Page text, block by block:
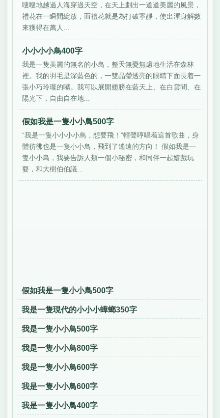
嗖嗖地越過人海穿過天空，在天上劃出一道道美麗的風景，
禮花在一瞬間綻放，而禮花就是為打破寧靜，使出渾身解數
來獲得在萬人...
小小小小鳥400字
我是一隻美麗的無名的小鳥，整天無憂無慮地生活在森林
裡。我的羽毛是深藍色的，一雙晶瑩透亮的眼睛下面長着一
張小巧玲瓏的嘴。我可以展開翅膀在藍天上、在白雲間、在
陽光下，自由自在地...
假如我是一隻小小鳥500字
“我是一隻小小小小鳥，想要飛！”輕聲哼唱着這首歌曲，身
體彷彿也是一隻小小鳥，飛到了遙遠的方向！ 假如我是一
隻小小鳥，我要告訴人類一個小秘密，和同伴一起嬉戲玩
耍，和大樹伯伯議...
假如我是一隻小小鳥500字
我是一隻現代的小小小蟑螂350字
我是一隻小小鳥500字
我是一隻小小鳥800字
我是一隻小小鳥600字
我是一隻小小鳥600字
我是一隻小小鳥400字